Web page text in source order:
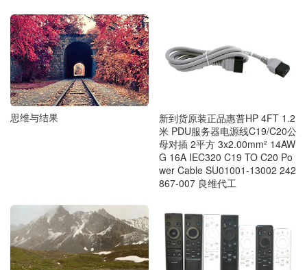
思维与结果
新到货原装正品惠普HP 4FT 1.2
米 PDU服务器电源线C19/C20公
母对插 2平方 3x2.00mm² 14AW
G 16A IEC320 C19 TO C20 Po
wer Cable SU01001-13002 242
867-007 良维代工